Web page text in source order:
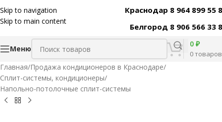
Skip to navigation
Skip to main content
Краснодар 8 964 899 55
Белгород 8 906 566 33
Меню
0товаров
0 ₽
Главная/Продажа кондиционеров в Краснодаре/
Сплит-системы, кондиционеры/
Напольно-потолочные сплит-системы
Код товара:43113